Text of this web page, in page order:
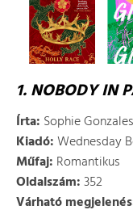
1. NOBODY IN
Írta: Sophie Gonzales
Kiadó:Wednesday
Műfaj: Romantikus
Oldalszám:352
Várható